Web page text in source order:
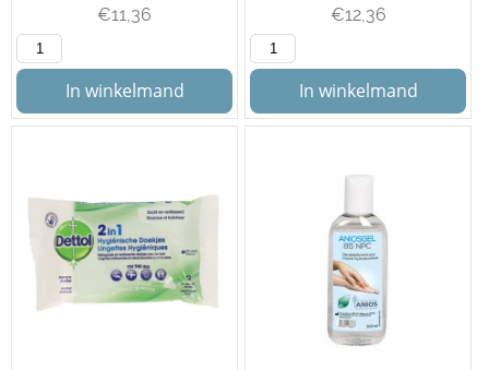
€11,36
In winkelmand
€12,36
In winkelmand